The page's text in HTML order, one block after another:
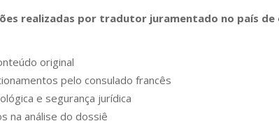
realizadas por tradutor juramentado no país de
original
pelo consulado francês
e segurança jurídica
na análise do dossiê